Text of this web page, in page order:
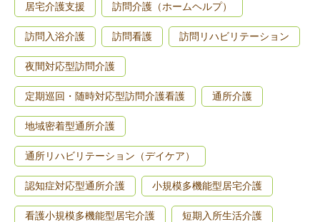
居宅介護支援 訪問介護（ホームヘルプ）
訪問入浴介護 訪問看護 訪問リハビリテーション
夜間対応型訪問介護
定期巡回・随時対応型訪問介護看護 通所介護
地域密着型通所介護
通所リハビリテーション（デイケア）
認知症対応型通所介護 小規模多機能型居宅介護
看護小規模多機能型居宅介護 短期入所生活介護